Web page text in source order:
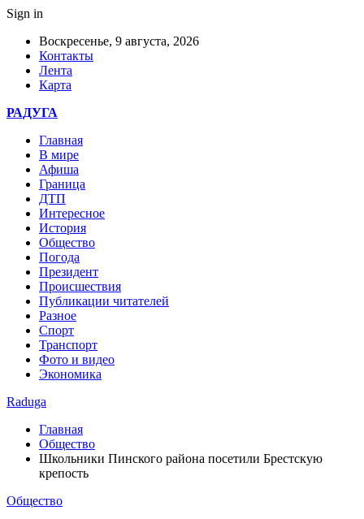
Sign in
Воскресенье, 9 августа, 2026
Контакты
Лента
Карта
РАДУГА
Главная
В мире
Афиша
Граница
ДТП
Интересное
История
Общество
Погода
Президент
Происшествия
Публикации читателей
Разное
Спорт
Транспорт
Фото и видео
Экономика
Raduga
Главная
Общество
Школьники Пинского района посетили Брестскую
крепость
Общество